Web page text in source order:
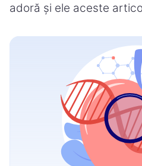
adoră și ele aceste